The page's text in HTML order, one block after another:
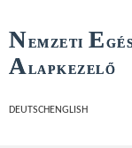
NEMZETI E
ALAPKEZELŐ
DEUTSCH ENGLISH